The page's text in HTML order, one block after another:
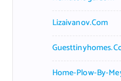
Lizaivanov.com
Home-Plow-By-